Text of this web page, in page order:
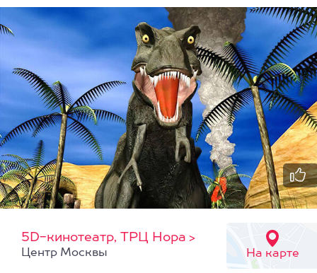
5D-кинотеатр, ТРЦ Нора >
На карте
Центр Москвы